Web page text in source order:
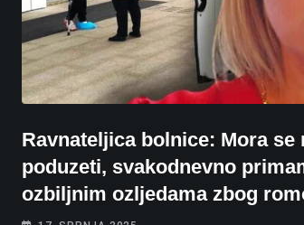
Ravnateljica bolnice: Mora se
poduzeti, svakodnevno
ozbiljnim ozljedama zbog